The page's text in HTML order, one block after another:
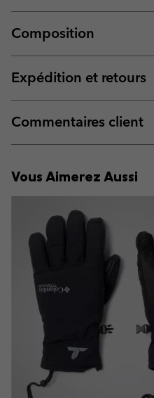
Composition
Expédition et retours
Commentaires client
Vous Aimerez Aussi